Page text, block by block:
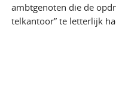
ambtgenoten die de
telkantoor” te letterlijk